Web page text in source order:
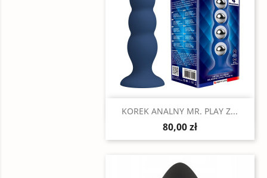
Szybki podgląd
KOREK ANALNY MR. PLAY Z...
80,00 zł